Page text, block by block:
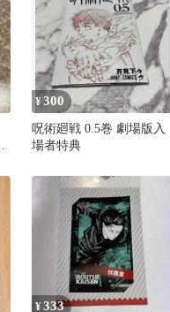
¥300
呪術廻戦 0.5巻 劇場版入
場者特典
¥333